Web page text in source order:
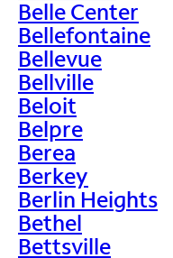
Belle Center
Bellefontaine
Bellevue
Bellville
Beloit
Belpre
Berea
Berkey
Berlin Heights
Bethel
Bettsville